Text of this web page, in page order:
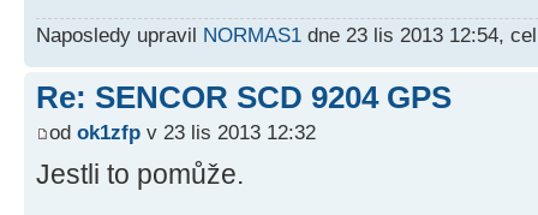
Naposledy upravil NORMAS1 dne 23 lis 2013 12:54,
Re: SENCOR SCD 9204 GPS
od ok1zfp v 23 lis 2013 12:32
Jestli to pomůže.